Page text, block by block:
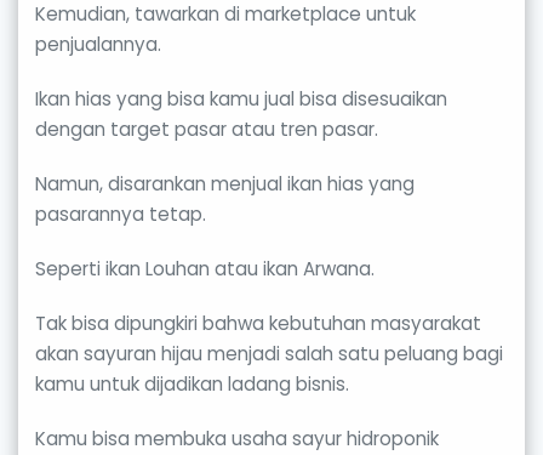
Kemudian, tawarkan di marketplace untuk
penjualannya.
Ikan hias yang bisa kamu jual bisa disesuaikan
dengan target pasar atau tren pasar.
Namun, disarankan menjual ikan hias yang
pasarannya tetap.
Seperti ikan Louhan atau ikan Arwana.
Tak bisa dipungkiri bahwa kebutuhan masyarakat
akan sayuran hijau menjadi salah satu peluang bagi
kamu untuk dijadikan ladang bisnis.
Kamu bisa membuka usaha sayur hidroponik